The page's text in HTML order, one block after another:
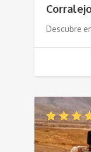
Descubre